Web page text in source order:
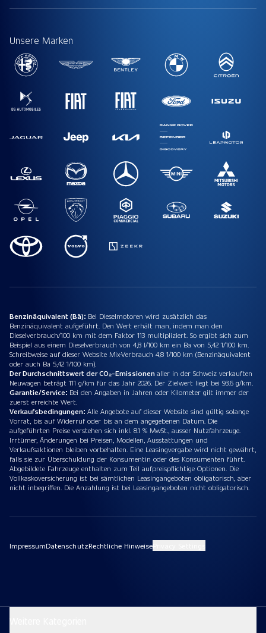
Unsere Marken
Benzinäquivalent (Bä): Bei Dieselmotoren wird zusätzlich das
Benzinäquivalent aufgeführt. Den Wert erhält man, indem man den
Dieselverbrauch/100 km mit dem Faktor 113 multipliziert. So ergibt sich zum
Beispiel aus einem Dieselverbrauch von 4,8 l/100 km ein Ba von 5,42 1/100 km.
Schreibweise auf dieser Website Mix-Verbrauch 4,8 1/100 km (Benzinäquivalent
oder auch Ba 5,42 1/100 km).
Der Durchschnittswert der CO₂-Emissionenaller in der Schweiz verkauften
Neuwagen beträgt 111 g/km für das Jahr 2026. Der Zielwert liegt bei 93.6 g/km.
Garantie/Service: Bei den Angaben in Jahren oder Kilometer gilt immer der
zuerst erreichte Wert.
Verkaufsbedingungen: Alle Angebote auf dieser Website sind gültig solange
Vorrat, bis auf Widerruf oder bis an dem angegebenen Datum. Die
aufgeführten Preise verstehen sich inkl. 8.1 % MwSt., ausser Nutzfahrzeuge.
Irrtümer, Änderungen bei Preisen, Modellen, Ausstattungen und
Verkaufsaktionen bleiben vorbehalten. Eine Leasingvergabe wird nicht gewährt,
falls sie zur Überschuldung der Konsumentin oder des Konsumenten führt.
Abgebildete Fahrzeuge enthalten zum Teil aufpreispflichtige Optionen. Die
Vollkaskoversicherung ist bei sämtlichen Leasingangeboten obligatorisch, aber
nicht inbegriffen. Die Anzahlung ist bei Leasingangeboten nicht obligatorisch.
ImpressumDatenschutzRechtliche Hinweise